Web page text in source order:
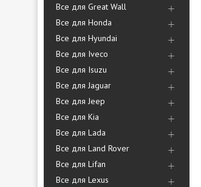
Все для Great Wall
Все для Honda
Все для Hyundai
Все для Iveco
Все для Isuzu
Все для Jaguar
Все для Jeep
Все для Kia
Все для Lada
Все для Land Rover
Все для Lifan
Все для Lexus